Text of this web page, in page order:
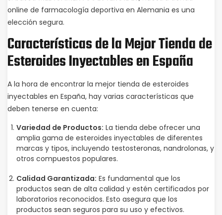
online de farmacología deportiva en Alemania es una
elección segura.
Características de la Mejor Tienda de
Esteroides Inyectables en España
A la hora de encontrar la mejor tienda de esteroides
inyectables en España, hay varias características que
deben tenerse en cuenta:
Variedad de Productos: La tienda debe ofrecer una
amplia gama de esteroides inyectables de diferentes
marcas y tipos, incluyendo testosteronas, nandrolonas, y
otros compuestos populares.
Calidad Garantizada: Es fundamental que los
productos sean de alta calidad y estén certificados por
laboratorios reconocidos. Esto asegura que los
productos sean seguros para su uso y efectivos.